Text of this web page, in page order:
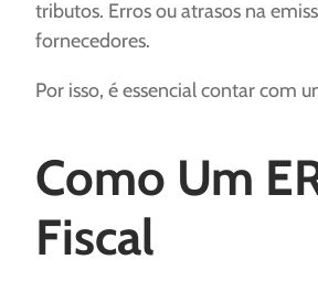
tributos. Erros ou atrasos na
fornecedores.
Por isso, é essencial contar com
Como Um
Fiscal